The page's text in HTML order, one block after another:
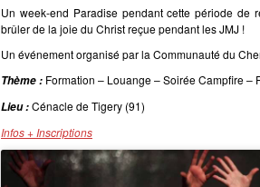
Un week-end Paradise pendant cette période de
brûler de la joie du Christ reçue pendant les JMJ !
Un événement organisé par la Communauté du
Thème : Formation – Louange – Soirée Campfire –
Lieu :Cénacle de Tigery (91)
Infos + Inscriptions